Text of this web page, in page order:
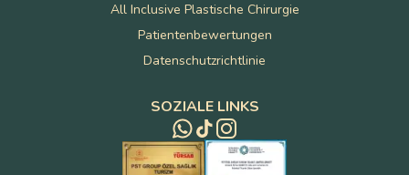
All Inclusive Plastische Chirurgie
Patientenbewertungen
Datenschutzrichtlinie
SOZIALE LINKS